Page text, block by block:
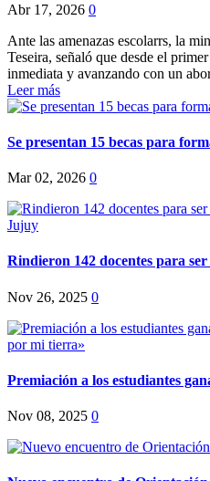
Abr 17, 2026 0
Ante las amenazas escolarrs, la
Teseira, señaló que desde el
inmediata y avanzando con un
Leer más
Se presentan 15 becas para
Mar 02, 2026 0
Rindieron 142 docentes para
Nov 26, 2025 0
Premiación a los estudiantes
Nov 08, 2025 0